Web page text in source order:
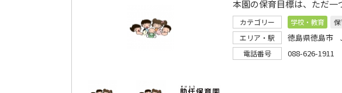
本園の保育目標は、ただ一
カテゴリー 学校・教育
エリア・駅
徳島県徳島市
電話番号 088-626-1911